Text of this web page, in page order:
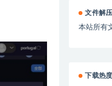
文件解
本站所有
下载热